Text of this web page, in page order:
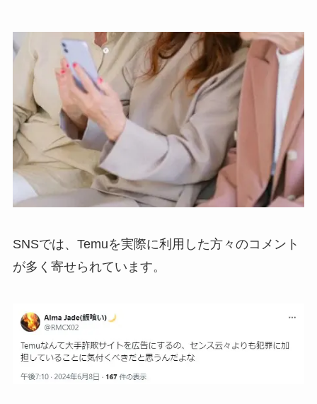
SNSでは、Temuを実際に利用した方々のコメント
が多く寄せられています。